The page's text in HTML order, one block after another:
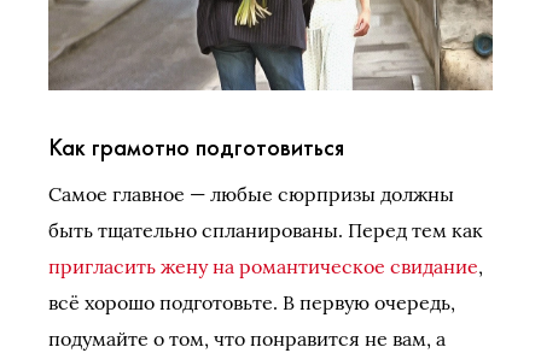
Как грамотно подготовиться
Самое главное — любые сюрпризы должны
быть тщательно спланированы. Перед тем как
пригласить жену на романтическое свидание,
всё хорошо подготовьте. В первую очередь,
подумайте о том, что понравится не вам, а